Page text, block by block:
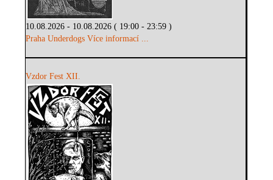
10.08.2026 - 10.08.2026 ( 19:00 - 23:59 )
Praha Underdogs Více informací ...
Vzdor Fest XII.